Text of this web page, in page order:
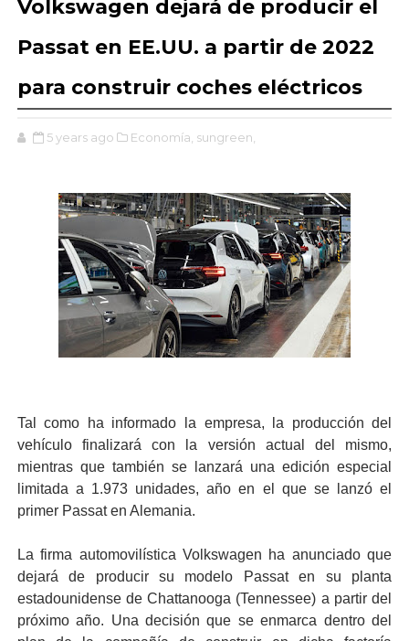
Volkswagen dejará de producir el
Passat en EE.UU. a partir de 2022
para construir coches eléctricos
5 years ago Economía, sungreen,
Tal como ha informado la empresa, la producción del
vehículo finalizará con la versión actual del mismo,
mientras que también se lanzará una edición especial
limitada a 1.973 unidades, año en el que se lanzó el
primer Passat en Alemania.
La firma automovilística Volkswagen ha anunciado que
dejará de producir su modelo Passat en su planta
estadounidense de Chattanooga (Tennessee) a partir del
próximo año. Una decisión que se enmarca dentro del